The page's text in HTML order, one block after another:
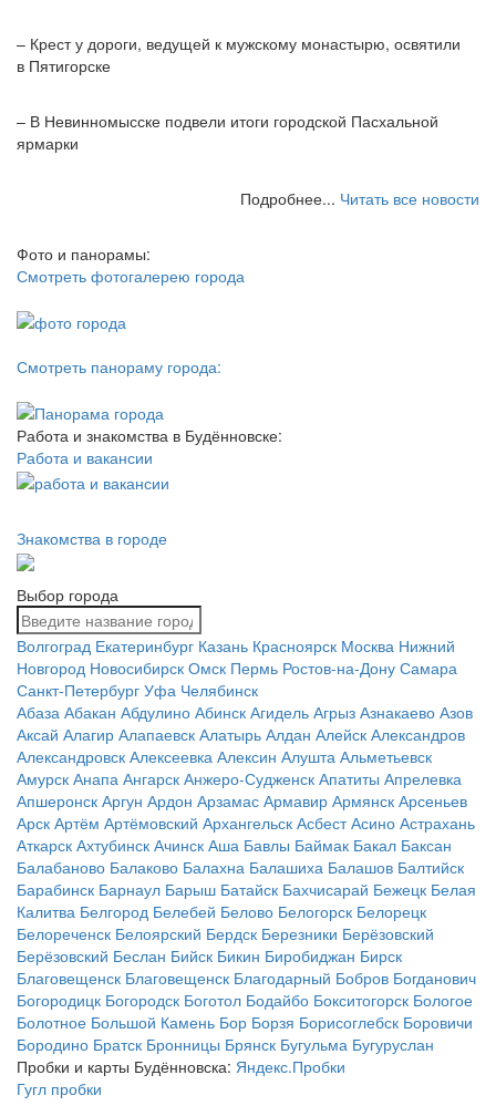
– Крест у дороги, ведущей к мужскому монастырю, освятили
в Пятигорске
– В Невинномысске подвели итоги городской Пасхальной
ярмарки
Подробнее... Читать все новости
Фото и панорамы:
Смотреть фотогалерею города
Смотреть панораму города:
Работа и знакомства в Будённовске:
Работа и вакансии
Знакомства в городе
Выбор города
Волгоград Екатеринбург Казань Красноярск Москва Нижний
Новгород Новосибирск Омск Пермь Ростов-на-Дону Самара
Санкт-Петербург Уфа Челябинск
Абаза Абакан Абдулино Абинск Агидель Агрыз Азнакаево Азов
Аксай Алагир Алапаевск Алатырь Алдан Алейск Александров
Александровск Алексеевка Алексин Алушта Альметьевск
Амурск Анапа Ангарск Анжеро-Судженск Апатиты Апрелевка
Апшеронск Аргун Ардон Арзамас Армавир Армянск Арсеньев
Арск Артём Артёмовский Архангельск Асбест Асино Астрахань
Аткарск Ахтубинск Ачинск Аша Бавлы Баймак Бакал Баксан
Балабаново Балаково Балахна Балашиха Балашов Балтийск
Барабинск Барнаул Барыш Батайск Бахчисарай Бежецк Белая
Калитва Белгород Белебей Белово Белогорск Белорецк
Белореченск Белоярский Бердск Березники Берёзовский
Берёзовский Беслан Бийск Бикин Биробиджан Бирск
Благовещенск Благовещенск Благодарный Бобров Богданович
Богородицк Богородск Боготол Бодайбо Бокситогорск Бологое
Болотное Большой Камень Бор Борзя Борисоглебск Боровичи
Бородино Братск Бронницы Брянск Бугульма Бугуруслан
Пробки и карты Будённовска: Яндекс.Пробки
Гугл пробки